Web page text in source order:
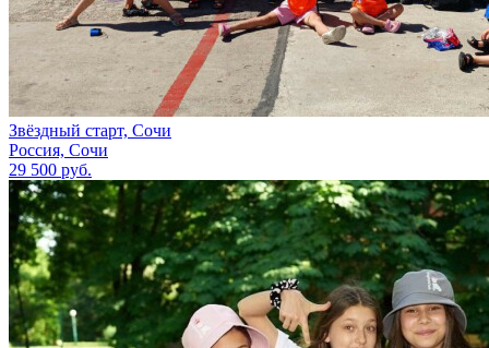
Звёздный старт, Сочи
Россия, Сочи
29 500 руб.